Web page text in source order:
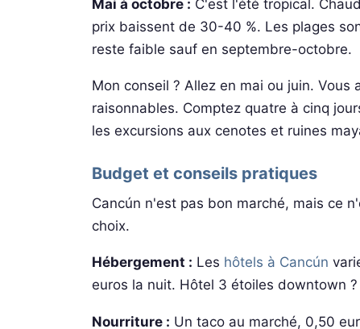
Mai à octobre : C'est l'été tropical.
prix baissent de 30-40 %. Les plages
reste faible sauf en septembre-octobre.
Mon conseil ? Allez en mai ou juin.
raisonnables. Comptez quatre à cinq
les excursions aux cenotes et ruines
Budget et conseils pratiques
Cancún n'est pas bon marché, mais ce
choix.
Hébergement : Les hôtels à Cancún
euros la nuit. Hôtel 3 étoiles downtown
Nourriture : Un taco au marché, 0,50